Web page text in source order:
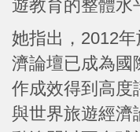
遊教育的整體水
她指出，2012
濟論壇已成為國
作成效得到高度
與世界旅遊經濟